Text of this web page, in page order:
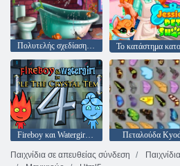
Πολυτελής σχεδίαση μπάνιου
Fireboy και Watergirl 4: Crystal Temple Πεταλούδα
Παιχνίδια σε απευθείας σύνδεση